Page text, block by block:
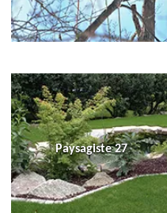
Paysagiste 27